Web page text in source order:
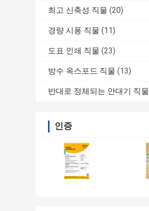
최고 신축성 직물 (20)
경량 시퐁 직물 (11)
도표 인쇄 직물 (23)
방수 옥스포드 직물 (13)
반대로 정체되는 안대기 직물
인증